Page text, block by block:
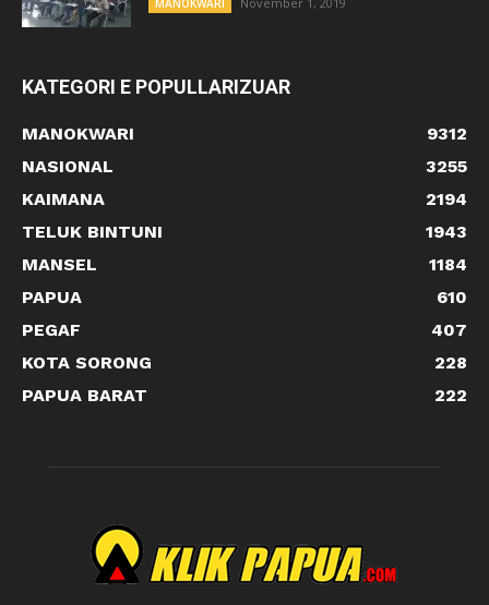
MANOKWARI
KATEGORI E POPULLARIZUAR
MANOKWARI
9312
NASIONAL
3255
KAIMANA
2194
TELUK BINTUNI
1943
MANSEL
1184
PAPUA
610
PEGAF
407
KOTA SORONG
228
PAPUA BARAT
222